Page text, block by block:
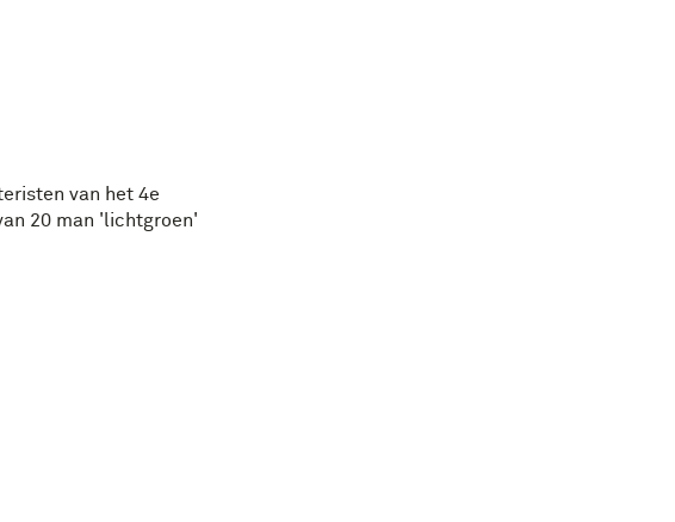
van het 4e
20 man 'lichtgroen'